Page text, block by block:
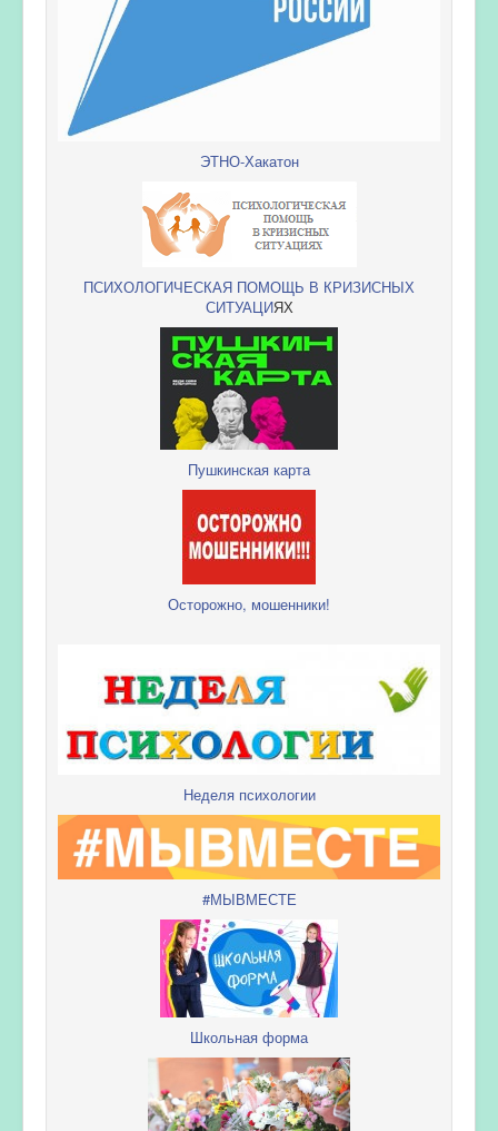
ЭТНО-Хакатон
ПСИХОЛОГИЧЕСКАЯ ПОМОЩЬ В КРИЗИСНЫХ
СИТУАЦИЯХ
Пушкинская карта
Осторожно, мошенники!
Неделя психологии
#МЫВМЕСТЕ
Школьная форма